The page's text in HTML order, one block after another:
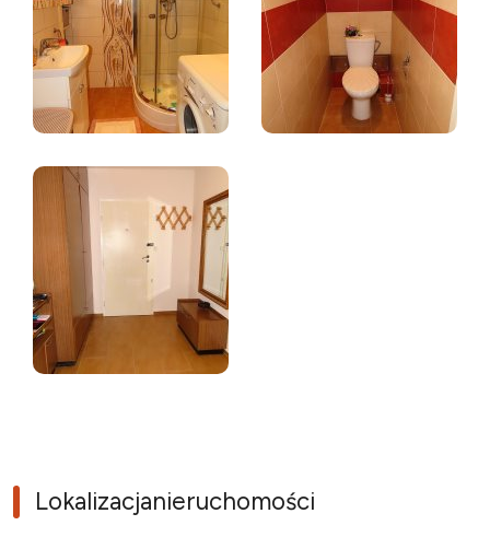
Lokalizacjanieruchomości